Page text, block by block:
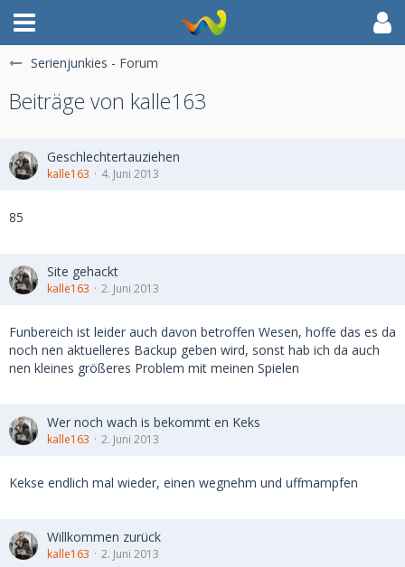
Serienjunkies - Forum
Beiträge von kalle163
Geschlechtertauziehen
kalle163 4. Juni 2013
85
Site gehackt
kalle163 2. Juni 2013
Funbereich ist leider auch davon betroffen Wesen, hoffe das es da
noch nen aktuelleres Backup geben wird, sonst hab ich da auch
nen kleines größeres Problem mit meinen Spielen
Wer noch wach is bekommt en Keks
kalle163 2. Juni 2013
Kekse endlich mal wieder, einen wegnehm und uffmampfen
Willkommen zurück
kalle163 2. Juni 2013